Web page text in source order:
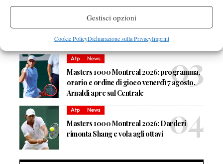
Gestisci opzioni
Cookie PolicyDichiarazione sulla PrivacyImprint
News Wta
Paolini salta il WTA 1000 di Cincinnati, non
difenderà la finale del 2025
Atp News
Masters 1000 Montreal 2026: programma,
orario e ordine di gioco venerdì 7 agosto.
Arnaldi apre sul Centrale
Atp News
Masters 1000 Montreal 2026: Darderi
rimonta Shang e vola agli ottavi